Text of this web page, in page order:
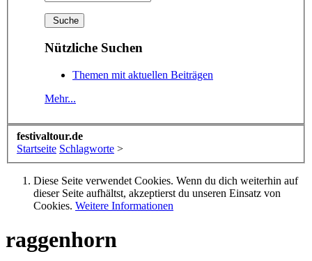
Nützliche Suchen
Themen mit aktuellen Beiträgen
Mehr...
festivaltour.de
Startseite Schlagworte >
Diese Seite verwendet Cookies. Wenn du dich weiterhin auf
dieser Seite aufhältst, akzeptierst du unseren Einsatz von
Cookies. Weitere Informationen
raggenhorn